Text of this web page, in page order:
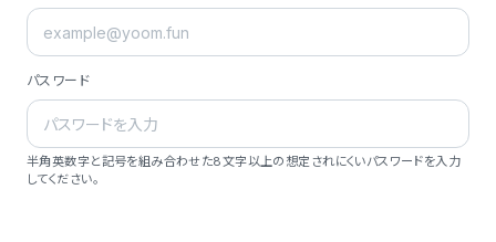
パスワード
半角英数字と記号を組み合わせた8文字以上の想定されにくいパスワードを入力
してください。